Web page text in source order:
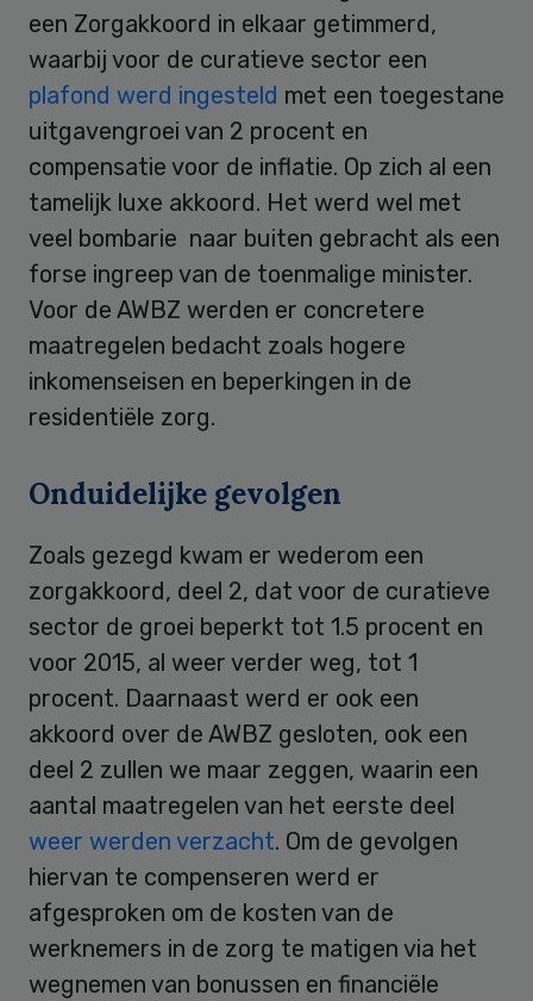
een Zorgakkoord in elkaar getimmerd,
waarbij voor de curatieve sector een
plafond werd ingesteld met een toegestane
uitgavengroei van 2 procent en
compensatie voor de inflatie. Op zich al een
tamelijk luxe akkoord. Het werd wel met
veel bombarie naar buiten gebracht als een
forse ingreep van de toenmalige minister.
Voor de AWBZ werden er concretere
maatregelen bedacht zoals hogere
inkomenseisen en beperkingen in de
residentiële zorg.
Onduidelijke gevolgen
Zoals gezegd kwam er wederom een
zorgakkoord, deel 2, dat voor de curatieve
sector de groei beperkt tot 1.5 procent en
voor 2015, al weer verder weg, tot 1
procent. Daarnaast werd er ook een
akkoord over de AWBZ gesloten, ook een
deel 2 zullen we maar zeggen, waarin een
aantal maatregelen van het eerste deel
weer werden verzacht. Om de gevolgen
hiervan te compenseren werd er
afgesproken om de kosten van de
werknemers in de zorg te matigen via het
wegnemen van bonussen en financiële